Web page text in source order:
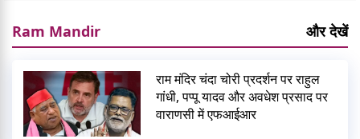
Ram Mandir और देखें
राम मंदिर चंदा चोरी प्रदर्शन पर राहुल
गांधी, पप्पू यादव और अवधेश प्रसाद पर
वाराणसी में एफआईआर